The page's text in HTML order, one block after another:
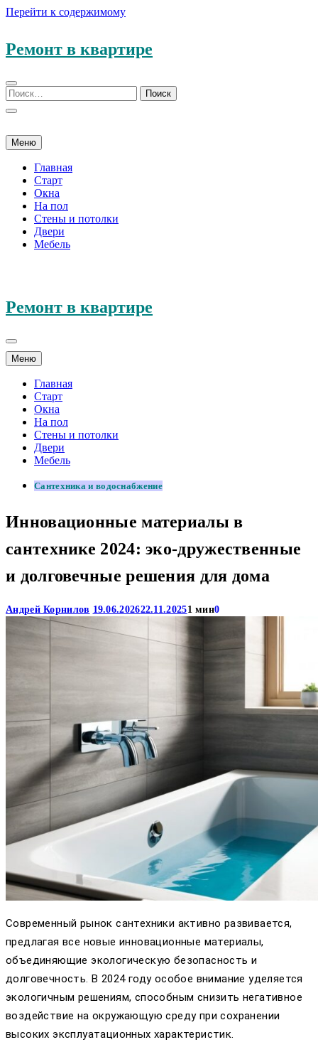
Перейти к содержимому
Ремонт в квартире
Меню
Главная
Старт
Окна
На пол
Стены и потолки
Двери
Мебель
Ремонт в квартире
Меню
Главная
Старт
Окна
На пол
Стены и потолки
Двери
Мебель
Сантехника и водоснабжение
Инновационные материалы в
сантехнике 2024: эко-дружественные
и долговечные решения для дома
Андрей Корнилов 19.06.202622.11.20251 мин0
Современный рынок сантехники активно развивается,
предлагая все новые инновационные материалы,
объединяющие экологическую безопасность и
долговечность. В 2024 году особое внимание уделяется
экологичным решениям, способным снизить негативное
воздействие на окружающую среду при сохранении
высоких эксплуатационных характеристик.